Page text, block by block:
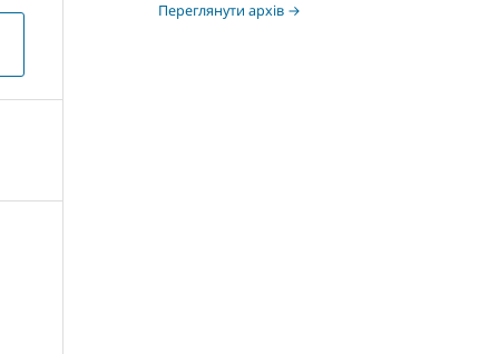
Переглянути архів →